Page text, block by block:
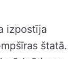
izpostīja
štatā.